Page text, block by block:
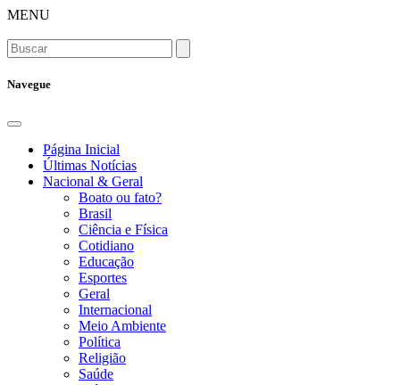
MENU
Navegue
Página Inicial
Últimas Notícias
Nacional & Geral
Boato ou fato?
Brasil
Ciência e Física
Cotidiano
Educação
Esportes
Geral
Internacional
Meio Ambiente
Política
Religião
Saúde